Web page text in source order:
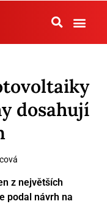
dosahují
z největších
podal návrh na